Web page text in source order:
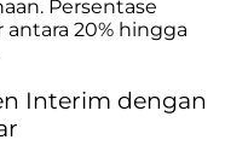
Persentase
20% hingga
Interim dengan